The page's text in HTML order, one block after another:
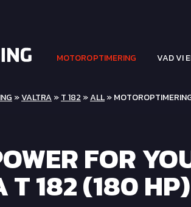
MOTOROPTIMERING VAD VI
»VALTRA »T 182 »ALL»
FOR
T 182 (180 HP)